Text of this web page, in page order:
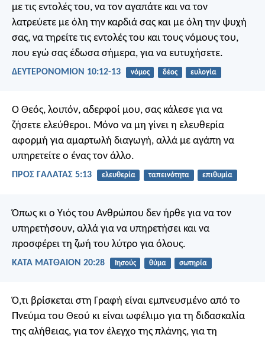
με τις εντολές του, να τον αγαπάτε και να τον
λατρεύετε με όλη την καρδιά σας και με όλη την ψυχή
σας, να τηρείτε τις εντολές του και τους νόμους του,
που εγώ σας έδωσα σήμερα, για να ευτυχήσετε.
ΔΕΥΤΕΡΟΝΟΜΙΟΝ 10:12-13 νόμος δέος ευλογία
Ο Θεός, λοιπόν, αδερφοί μου, σας κάλεσε για να
ζήσετε ελεύθεροι. Μόνο να μη γίνει η ελευθερία
αφορμή για αμαρτωλή διαγωγή, αλλά με αγάπη να
υπηρετείτε ο ένας τον άλλο.
ΠΡΟΣ ΓΑΛΑΤΑΣ 5:13 ελευθερία ταπεινότητα επιθυμία
Όπως κι ο Υιός του Ανθρώπου δεν ήρθε για να τον
υπηρετήσουν, αλλά για να υπηρετήσει και να
προσφέρει τη ζωή του λύτρο για όλους.
ΚΑΤΑ ΜΑΤΘΑΙΟΝ 20:28 Ιησούς θύμα σωτηρία
Ό,τι βρίσκεται στη Γραφή είναι εμπνευσμένο από το
Πνεύμα του Θεού κι είναι ωφέλιμο για τη διδασκαλία
της αλήθειας, για τον έλεγχο της πλάνης, για τη